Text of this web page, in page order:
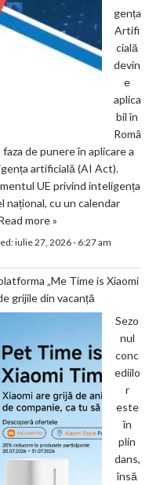
gența
Artifi
cială
devin
e
aplica
bil în
Româ
de punere în aplicare a
artificială (AI Act).
UE privind inteligența
național, cu un calendar
more »
iulie 27, 2026 - 6:27 am
„Me Time is Xiaomi
grijile din vacanță
Sezo
nul
conc
ediilo
r
este
în
plin
dans,
însă